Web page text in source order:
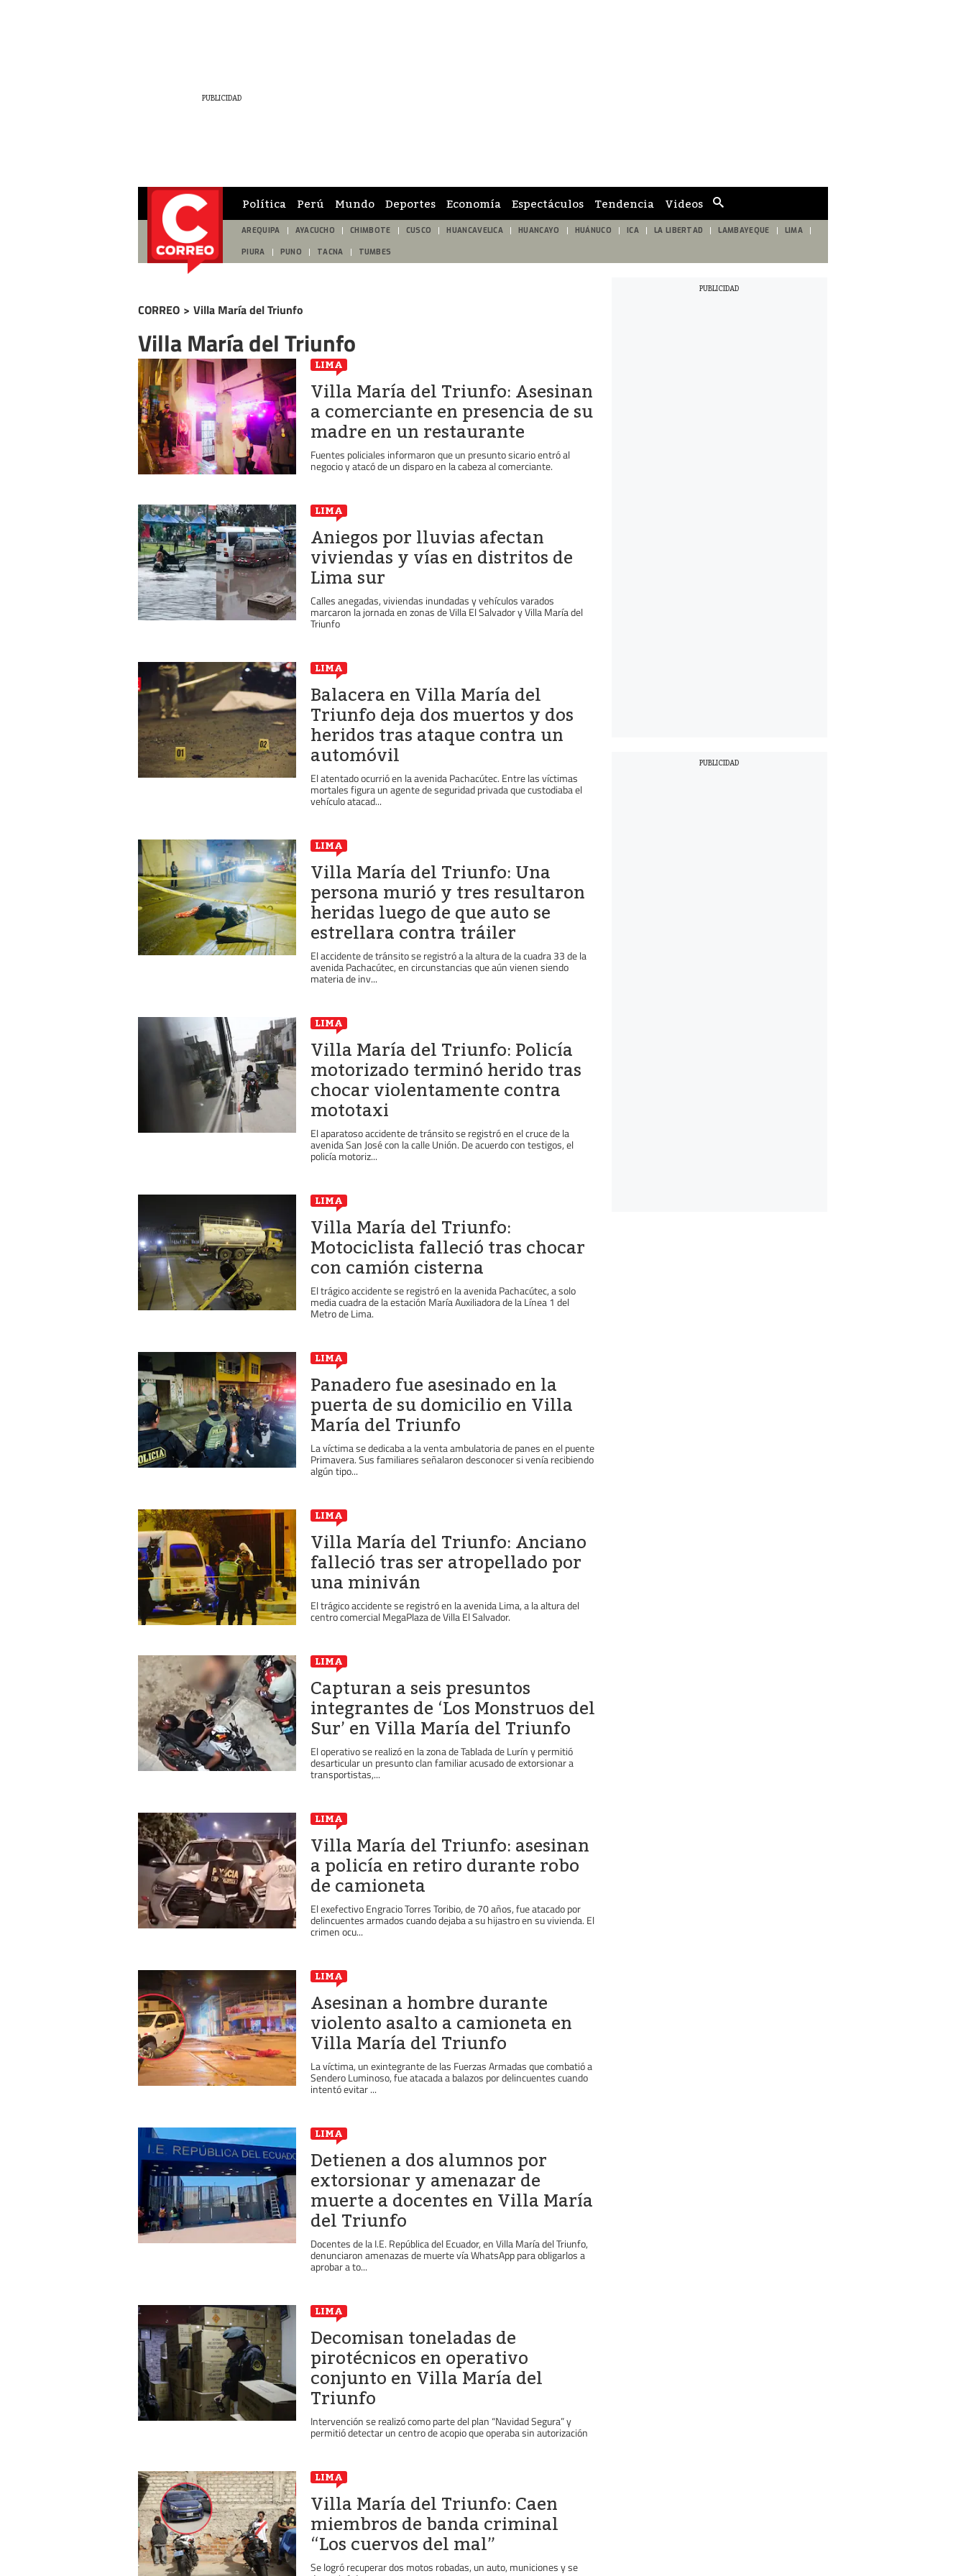
de
búsqueda
Política Perú Mundo Deportes Economía Espectáculos Tendencia Videos
AREQUIPA AYACUCHO CHIMBOTE CUSCO HUANCAVELICA HUANCAYO HUÁNUCO ICA LA LIBERTAD LAMBAYEQUE LIMA
PIURA PUNO TACNA TUMBES
CORREO > Villa María del Triunfo
Villa María del Triunfo
LIMA
Villa María del Triunfo: Asesinan
a comerciante en presencia de su
madre en un restaurante
Fuentes policiales informaron que un presunto sicario entró al
negocio y atacó de un disparo en la cabeza al comerciante.
LIMA
Aniegos por lluvias afectan
viviendas y vías en distritos de
Lima sur
Calles anegadas, viviendas inundadas y vehículos varados
marcaron la jornada en zonas de Villa El Salvador y Villa María del
Triunfo
LIMA
Balacera en Villa María del
Triunfo deja dos muertos y dos
heridos tras ataque contra un
automóvil
El atentado ocurrió en la avenida Pachacútec. Entre las víctimas
mortales figura un agente de seguridad privada que custodiaba el
vehículo atacad...
LIMA
Villa María del Triunfo: Una
persona murió y tres resultaron
heridas luego de que auto se
estrellara contra tráiler
El accidente de tránsito se registró a la altura de la cuadra 33 de la
avenida Pachacútec, en circunstancias que aún vienen siendo
materia de inv...
LIMA
Villa María del Triunfo: Policía
motorizado terminó herido tras
chocar violentamente contra
mototaxi
El aparatoso accidente de tránsito se registró en el cruce de la
avenida San José con la calle Unión. De acuerdo con testigos, el
policía motoriz...
LIMA
Villa María del Triunfo:
Motociclista falleció tras chocar
con camión cisterna
El trágico accidente se registró en la avenida Pachacútec, a solo
media cuadra de la estación María Auxiliadora de la Línea 1 del
Metro de Lima.
LIMA
Panadero fue asesinado en la
puerta de su domicilio en Villa
María del Triunfo
La víctima se dedicaba a la venta ambulatoria de panes en el puente
Primavera. Sus familiares señalaron desconocer si venía recibiendo
algún tipo...
LIMA
Villa María del Triunfo: Anciano
falleció tras ser atropellado por
una miniván
El trágico accidente se registró en la avenida Lima, a la altura del
centro comercial MegaPlaza de Villa El Salvador.
LIMA
Capturan a seis presuntos
integrantes de ‘Los Monstruos del
Sur’ en Villa María del Triunfo
El operativo se realizó en la zona de Tablada de Lurín y permitió
desarticular un presunto clan familiar acusado de extorsionar a
transportistas,...
LIMA
Villa María del Triunfo: asesinan
a policía en retiro durante robo
de camioneta
El exefectivo Engracio Torres Toribio, de 70 años, fue atacado por
delincuentes armados cuando dejaba a su hijastro en su vivienda. El
crimen ocu...
LIMA
Asesinan a hombre durante
violento asalto a camioneta en
Villa María del Triunfo
La víctima, un exintegrante de las Fuerzas Armadas que combatió a
Sendero Luminoso, fue atacada a balazos por delincuentes cuando
intentó evitar ...
LIMA
Detienen a dos alumnos por
extorsionar y amenazar de
muerte a docentes en Villa María
del Triunfo
Docentes de la I.E. República del Ecuador, en Villa María del Triunfo,
denunciaron amenazas de muerte vía WhatsApp para obligarlos a
aprobar a to...
LIMA
Decomisan toneladas de
pirotécnicos en operativo
conjunto en Villa María del
Triunfo
Intervención se realizó como parte del plan “Navidad Segura” y
permitió detectar un centro de acopio que operaba sin autorización
LIMA
Villa María del Triunfo: Caen
miembros de banda criminal
“Los cuervos del mal”
Se logró recuperar dos motos robadas, un auto, municiones y se